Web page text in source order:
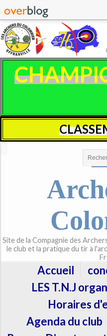
Site de la Compagnie des
le club et la pratique du tir à
Accueil
LES T.N.J
Horaires
Agenda du club